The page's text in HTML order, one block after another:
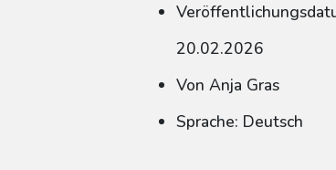
20.02.2026
Von Anja Gras
Sprache: Deutsch